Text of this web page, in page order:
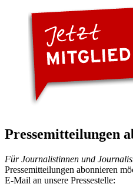
Pressemitteilungen
Für Journalistinnen und
Pressemitteilungen abonnieren
E-Mail an unsere Pressestelle: